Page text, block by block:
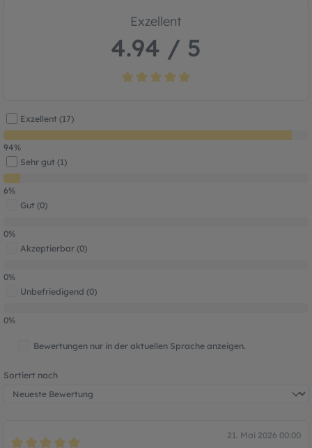
Exzellent
4.94 / 5
Exzellent (17)
94%
Sehr gut (1)
6%
Gut (0)
0%
Akzeptierbar (0)
0%
Unbefriedigend (0)
0%
Bewertungen nur in der aktuellen Sprache anzeigen.
Sortiert nach
21. Mai 2026 00:00